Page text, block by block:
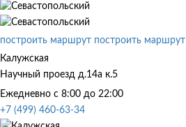
построить маршрут построить маршрут
Калужская
Научный проезд д.14а к.5
Ежедневно с 8:00 до 22:00
+7 (499) 460-63-34